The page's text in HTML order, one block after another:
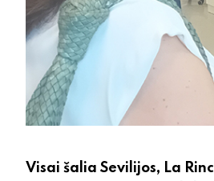
Visai šalia Sevilijos, La